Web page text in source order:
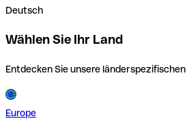
Deutsch
Wählen Sie Ihr Land
Entdecken Sie unsere
Europe